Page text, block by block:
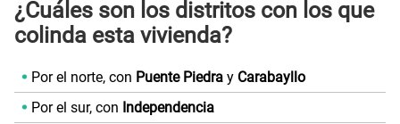
¿Cuáles son los distritos con los que
colinda esta vivienda?
Por el norte, con Puente Piedray Carabayllo
Por el sur, con Independencia